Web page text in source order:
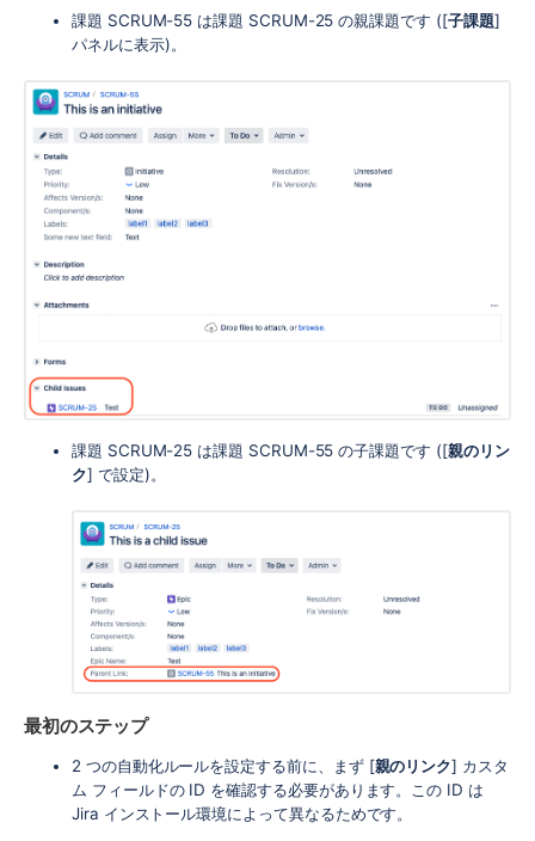
課題 SCRUM-55 は課題 SCRUM-25 の親課題です ([子課題]
パネルに表示)。
課題 SCRUM-25 は課題 SCRUM-55 の子課題です ([親のリン
ク] で設定)。
最初のステップ
2 つの自動化ルールを設定する前に、まず [親のリンク] カスタ
ム フィールドの ID を確認する必要があります。この ID は
Jira インストール環境によって異なるためです。